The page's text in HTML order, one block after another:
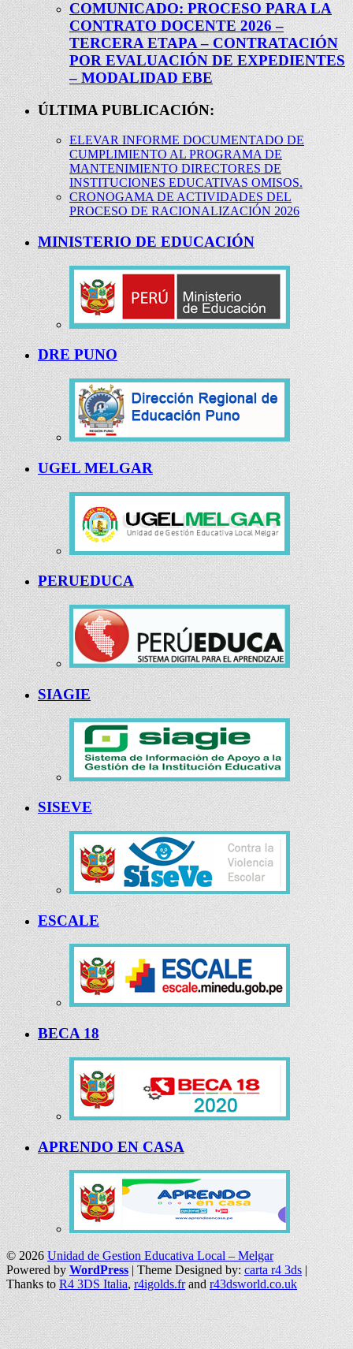
COMUNICADO: PROCESO PARA LA
CONTRATO DOCENTE 2026 –
TERCERA ETAPA – CONTRATACIÓN
POR EVALUACIÓN DE EXPEDIENTES
– MODALIDAD EBE
ÚLTIMA PUBLICACIÓN:
ELEVAR INFORME DOCUMENTADO DE
CUMPLIMIENTO AL PROGRAMA DE
MANTENIMIENTO DIRECTORES DE
INSTITUCIONES EDUCATIVAS OMISOS.
CRONOGAMA DE ACTIVIDADES DEL
PROCESO DE RACIONALIZACIÓN 2026
MINISTERIO DE EDUCACIÓN
DRE PUNO
UGEL MELGAR
PERUEDUCA
SIAGIE
SISEVE
ESCALE
BECA 18
APRENDO EN CASA
© 2026Unidad de Gestion Educativa Local – Melgar
Powered byWordPress| Theme Designed by: carta r4 3ds |
Thanks toR4 3DS Italia, r4igolds.frandr43dsworld.co.uk